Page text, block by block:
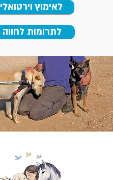
לאימוץ וירטואלי
לתרומות לחווה